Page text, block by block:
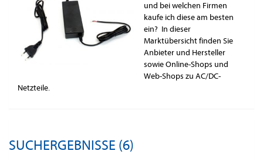
und bei welchen Firmen
kaufe ich diese am besten
ein? In dieser
Marktübersicht finden Sie
Anbieter und Hersteller
sowie Online-Shops und
Web-Shops zu AC/DC-
Netzteile.
SUCHERGEBNISSE (6)